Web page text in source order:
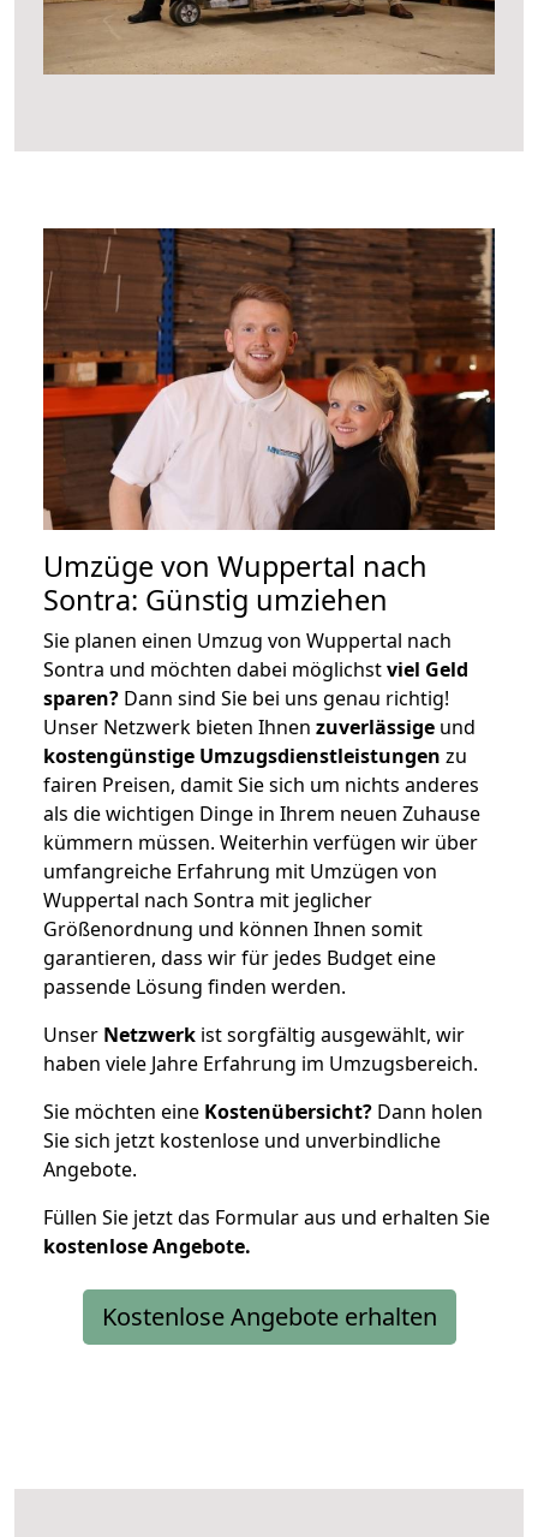
Umzüge von Wuppertal nach
Sontra: Günstig umziehen
Sie planen einen Umzug von Wuppertal nach
Sontra und möchten dabei möglichstviel Geld
sparen? Dann sind Sie bei uns genau richtig!
Unser Netzwerk bieten Ihnen zuverlässige und
kostengünstige Umzugsdienstleistungen zu
fairen Preisen, damit Sie sich um nichts anderes
als die wichtigen Dinge in Ihrem neuen Zuhause
kümmern müssen. Weiterhin verfügen wir über
umfangreiche Erfahrung mit Umzügen von
Wuppertal nach Sontra mit jeglicher
Größenordnung und können Ihnen somit
garantieren, dass wir für jedes Budget eine
passende Lösung finden werden.
Unser Netzwerk ist sorgfältig ausgewählt, wir
haben viele Jahre Erfahrung im Umzugsbereich.
Sie möchten eine Kostenübersicht? Dann holen
Sie sich jetzt kostenlose und unverbindliche
Angebote.
Füllen Sie jetzt das Formular aus und erhalten Sie
kostenloseAngebote.
Kostenlose Angebote erhalten